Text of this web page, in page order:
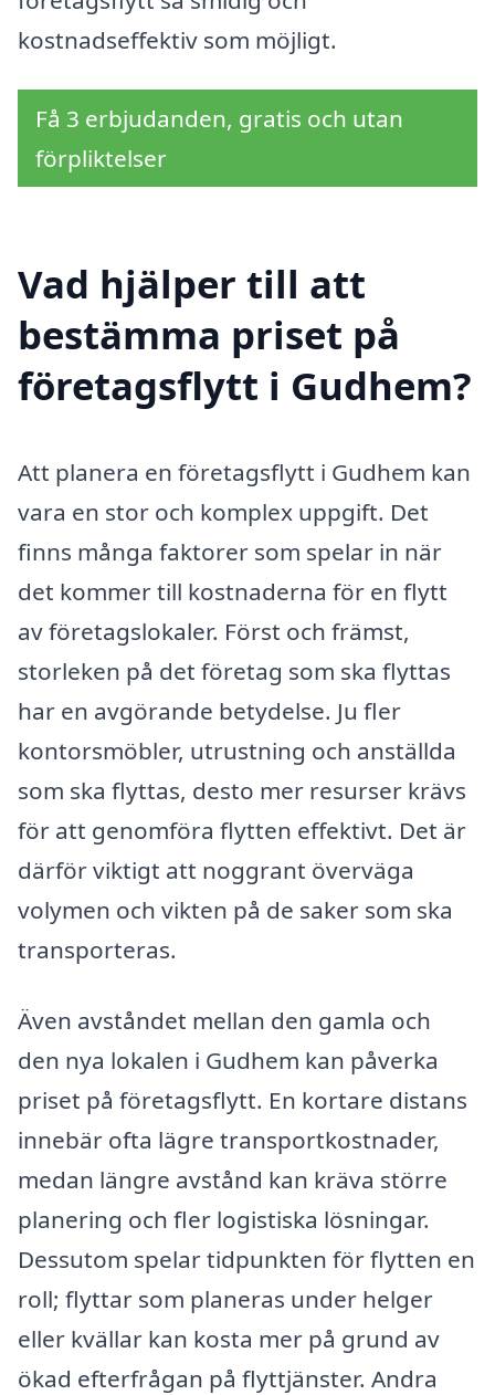
kostnadseffektiv som möjligt.
Få 3 erbjudanden, gratis och utan
förpliktelser
Vad hjälper till att
bestämma priset på
företagsflytt i Gudhem?
Att planera en företagsflytt i Gudhem kan
vara en stor och komplex uppgift. Det
finns många faktorer som spelar in när
det kommer till kostnaderna för en flytt
av företagslokaler. Först och främst,
storleken på det företag som ska flyttas
har en avgörande betydelse. Ju fler
kontorsmöbler, utrustning och anställda
som ska flyttas, desto mer resurser krävs
för att genomföra flytten effektivt. Det är
därför viktigt att noggrant överväga
volymen och vikten på de saker som ska
transporteras.
Även avståndet mellan den gamla och
den nya lokalen i Gudhem kan påverka
priset på företagsflytt. En kortare distans
innebär ofta lägre transportkostnader,
medan längre avstånd kan kräva större
planering och fler logistiska lösningar.
Dessutom spelar tidpunkten för flytten en
roll; flyttar som planeras under helger
eller kvällar kan kosta mer på grund av
ökad efterfrågan på flyttjänster. Andra